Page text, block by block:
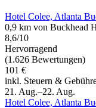
Hotel Colee, Atlanta
0,9 km von Buckhead
8,6/10
Hervorragend
(1.626 Bewertungen)
101 €
inkl. Steuern &
21. Aug.–22. Aug.
Hotel Colee, Atlanta